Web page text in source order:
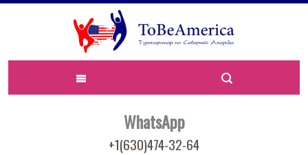
WhatsApp
+1(630)474-32-64